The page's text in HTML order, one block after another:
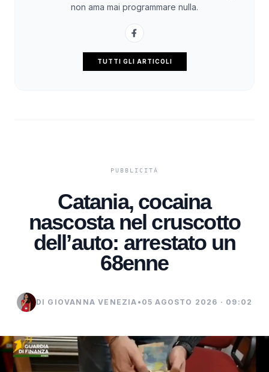
non ama mai programmare nulla.
TUTTI GLI ARTICOLI
Catania, cocaina
nascosta nel cruscotto
dell’auto: arrestato un
68enne
DI GIOVANNA VENEZIA • 05 AGOSTO 2026 · 09:02